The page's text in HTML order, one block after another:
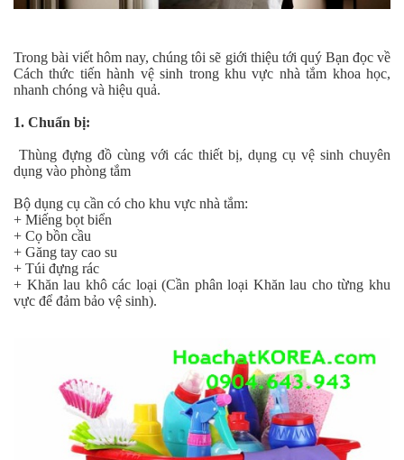
Trong bài viết hôm nay, chúng tôi sẽ giới thiệu tới quý Bạn đọc về
Cách thức tiến hành vệ sinh trong khu vực nhà tắm khoa học,
nhanh chóng và hiệu quả.
1. Chuẩn bị:
Thùng đựng đồ cùng với các thiết bị, dụng cụ vệ sinh chuyên
dụng vào phòng tắm
Bộ dụng cụ cần có cho khu vực nhà tắm:
+ Miếng bọt biển
+ Cọ bồn cầu
+ Găng tay cao su
+ Túi đựng rác
+ Khăn lau khô các loại (Cần phân loại Khăn lau cho từng khu
vực để đảm bảo vệ sinh).